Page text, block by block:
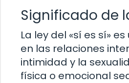
Significado de
La ley del «sí es sí»
en las relaciones
intimidad y la
física o emocional